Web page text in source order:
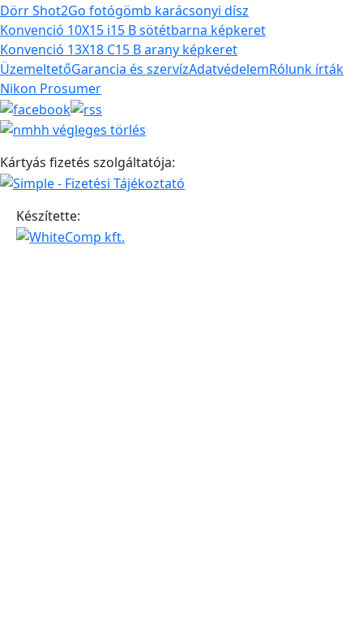
Dörr Shot2Go fotógömb karácsonyi dísz
Konvenció 10X15 i15 B sötétbarna képkeret
Konvenció 13X18 C15 B arany képkeret
ÜzemeltetőGarancia és szervízAdatvédelemRólunk írták
Nikon Prosumer
Kártyás fizetés szolgáltatója:
Készítette: